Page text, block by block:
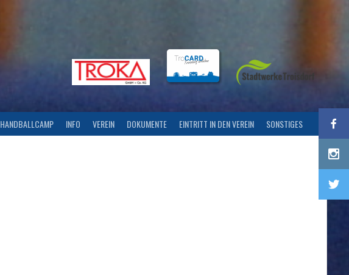
HANDBALLCAMP INFO VEREIN DOKUMENTE EINTRITT IN DEN VEREIN SONSTIGES